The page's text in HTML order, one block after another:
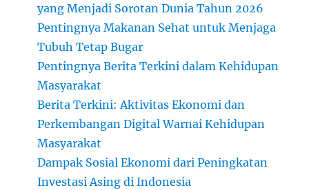
yang Menjadi Sorotan Dunia Tahun 2026
Pentingnya Makanan Sehat untuk Menjaga
Tubuh Tetap Bugar
Pentingnya Berita Terkini dalam Kehidupan
Masyarakat
Berita Terkini: Aktivitas Ekonomi dan
Perkembangan Digital Warnai Kehidupan
Masyarakat
Dampak Sosial Ekonomi dari Peningkatan
Investasi Asing di Indonesia